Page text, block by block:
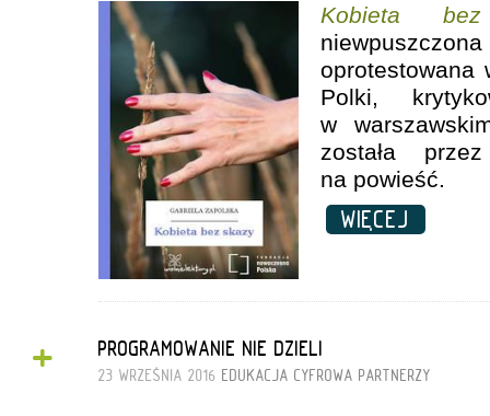
Kobieta
oprotestowana
Polki,
w
została
na powieść.
WIĘCEJ
+ PROGRAMOWANIE NIE DZIELI
23 WRZEŚNIA 2016 EDUKACJA CYFROWA PARTNERZY